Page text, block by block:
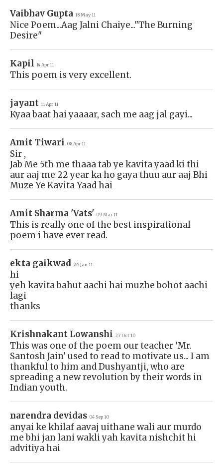
Vaibhav Gupta 18 May 11
Nice Poem...Aag Jalni Chaiye..."The Burning
Desire"
Kapil 14 Apr 11
This poem is very excellent.
jayant 11 Apr 11
Kyaa baat hai yaaaar, sach me aag jal gayi...
Amit Tiwari 08 Apr 11
Sir ,
Jab Me 5th me thaaa tab ye kavita yaad ki thi
aur aaj me 22 year ka ho gaya thuu aur aaj Bhi
Muze Ye Kavita Yaad hai
Amit Sharma 'Vats' 09 Mar 11
This is really one of the best inspirational
poem i have ever read.
ekta gaikwad 26 Jan 11
hi
yeh kavita bahut aachi hai muzhe bohot aachi
lagi
thanks
Krishnakant Lowanshi 27 Oct 10
This was one of the poem our teacher 'Mr.
Santosh Jain' used to read to motivate us... I am
thankful to him and Dushyantji, who are
spreading a new revolution by their words in
Indian youth.
narendra devidas 04 Sep 10
anyai ke khilaf aavaj uithane wali aur murdo
me bhi jan lani wakli yah kavita nishchit hi
advitiya hai